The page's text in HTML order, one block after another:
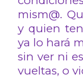
mism@.
y quien
ya lo hará
sin ver ni
vueltas, o